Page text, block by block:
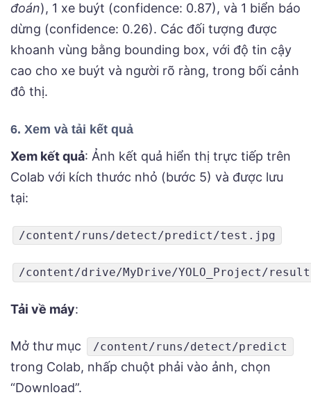
đoán), 1 xe buýt (confidence: 0.87), và 1 biển báo
dừng (confidence: 0.26). Các đối tượng được
khoanh vùng bằng bounding box, với độ tin cậy
cao cho xe buýt và người rõ ràng, trong bối cảnh
đô thị.
6. Xem và tải kết quả
Xem kết quả: Ảnh kết quả hiển thị trực tiếp trên
Colab với kích thước nhỏ (bước 5) và được lưu
tại:
/content/runs/detect/predict/test.jpg
/content/drive/MyDrive/YOLO_Project/
Tải về máy:
Mở thư mục /content/runs/detect/predict
trong Colab, nhấp chuột phải vào ảnh, chọn
“Download”.